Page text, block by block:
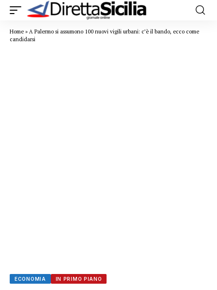
Home » A Palermo si assumono 100 nuovi vigili urbani: c’è il bando, ecco come
candidarsi
ECONOMIA IN PRIMO PIANO